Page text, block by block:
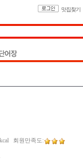
맛집찾기
회원만족도: